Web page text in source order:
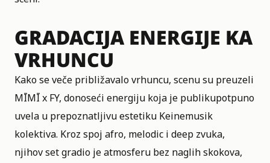
GRADACIJA ENERGIJE KA
VRHUNCU
Kako se veče približavalo vrhuncu, scenu su preuzeli
MĪMĪ x FY, donoseći energiju koja je publikupotpuno
uvela u prepoznatljivu estetiku Keinemusik
kolektiva. Kroz spoj afro, melodic i deep zvuka,
njihov set gradio je atmosferu bez naglih skokova,